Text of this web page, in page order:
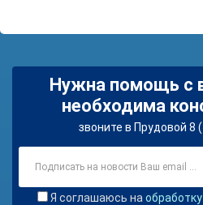
Нужна помощь с
необходима
звоните в Прудовой 8
Я соглашаюсь на